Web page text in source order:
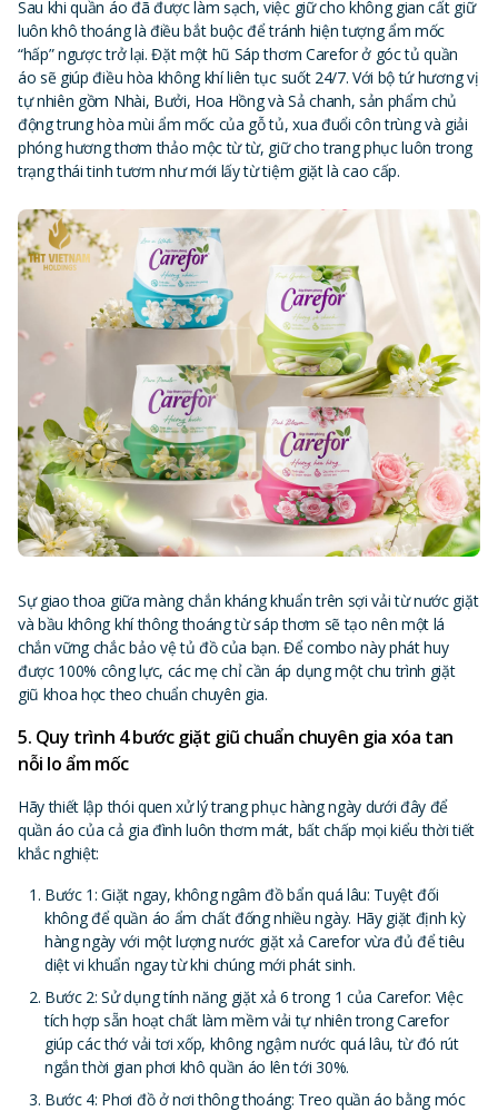
Sau khi quần áo đã được làm sạch, việc giữ cho không gian cất giữ
luôn khô thoáng là điều bắt buộc để tránh hiện tượng ẩm mốc
“hấp” ngược trở lại. Đặt một hũ Sáp thơm Carefor ở góc tủ quần
áo sẽ giúp điều hòa không khí liên tục suốt 24/7. Với bộ tứ hương vị
tự nhiên gồm Nhài, Bưởi, Hoa Hồng và Sả chanh, sản phẩm chủ
động trung hòa mùi ẩm mốc của gỗ tủ, xua đuổi côn trùng và giải
phóng hương thơm thảo mộc từ từ, giữ cho trang phục luôn trong
trạng thái tinh tươm như mới lấy từ tiệm giặt là cao cấp.
Sự giao thoa giữa màng chắn kháng khuẩn trên sợi vải từ nước giặt
và bầu không khí thông thoáng từ sáp thơm sẽ tạo nên một lá
chắn vững chắc bảo vệ tủ đồ của bạn. Để combo này phát huy
được 100% công lực, các mẹ chỉ cần áp dụng một chu trình giặt
giũ khoa học theo chuẩn chuyên gia.
5. Quy trình 4 bước giặt giũ chuẩn chuyên gia xóa tan
nỗi lo ẩm mốc
Hãy thiết lập thói quen xử lý trang phục hàng ngày dưới đây để
quần áo của cả gia đình luôn thơm mát, bất chấp mọi kiểu thời tiết
khắc nghiệt:
Bước 1: Giặt ngay, không ngâm đồ bẩn quá lâu: Tuyệt đối
không để quần áo ẩm chất đống nhiều ngày. Hãy giặt định kỳ
hàng ngày với một lượng nước giặt xả Carefor vừa đủ để tiêu
diệt vi khuẩn ngay từ khi chúng mới phát sinh.
Bước 2: Sử dụng tính năng giặt xả 6 trong 1 của Carefor: Việc
tích hợp sẵn hoạt chất làm mềm vải tự nhiên trong Carefor
giúp các thớ vải tơi xốp, không ngậm nước quá lâu, từ đó rút
ngắn thời gian phơi khô quần áo lên tới 30%.
Bước 4: Phơi đồ ở nơi thông thoáng: Treo quần áo bằng móc